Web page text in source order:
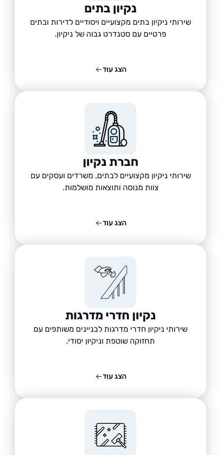
נקיון בתים
שירותי ניקיון בתים מקצועיים ויסודיים לדירות ובתים
פרטיים עם סטנדרט גבוה של ניקיון.
חברת נקיון
שירותי ניקיון מקצועיים לבתים, משרדים ועסקים עם
צוות מנוסה ותוצאות מושלמות.
נקיון חדרי מדרגות
שירותי ניקיון חדרי מדרגות לבניינים משותפים עם
תחזוקה שוטפת וניקיון יסודי.